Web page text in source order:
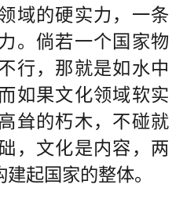
域的硬实力，一条
。倘若一个国家物
行，那就是如水中
如果文化领域软实
耸的朽木，不碰就
，文化是内容，两
起国家的整体。